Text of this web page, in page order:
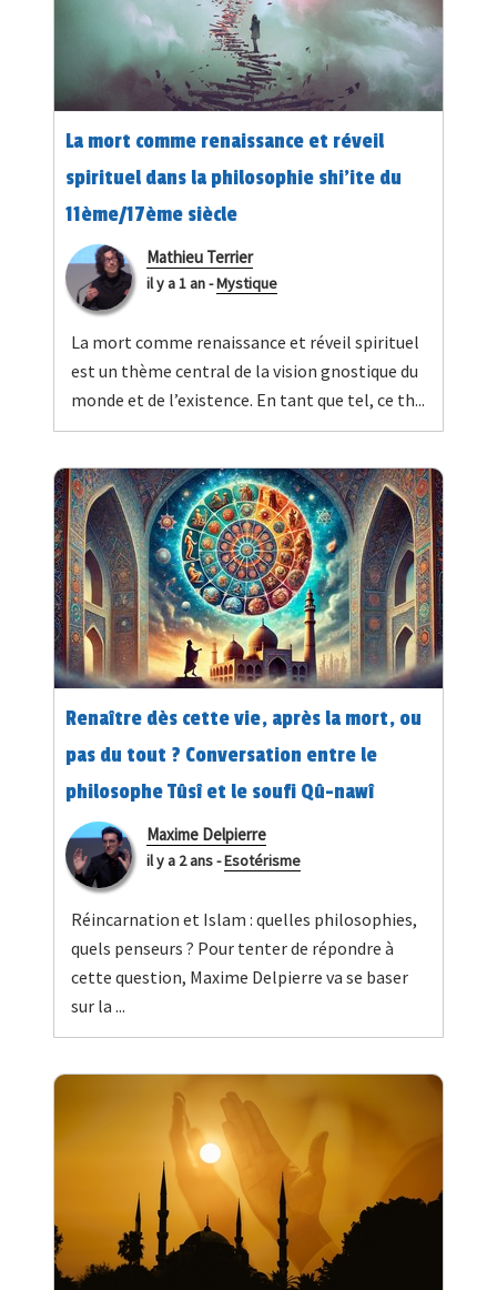
La mort comme renaissance et réveil
spirituel dans la philosophie shi'ite du
11ème/17ème siècle
Mathieu Terrier
il y a 1 an-Mystique
La mort comme renaissance et réveil spirituel
est un thème central de la vision gnostique du
monde et de l’existence. En tant que tel, ce th...
Renaître dès cette vie, après la mort, ou
pas du tout ? Conversation entre le
philosophe Tûsî et le soufi Qû-nawî
Maxime Delpierre
il y a 2 ans-Esotérisme
Réincarnation et Islam : quelles philosophies,
quels penseurs ? Pour tenter de répondre à
cette question, Maxime Delpierre va se baser
sur la ...